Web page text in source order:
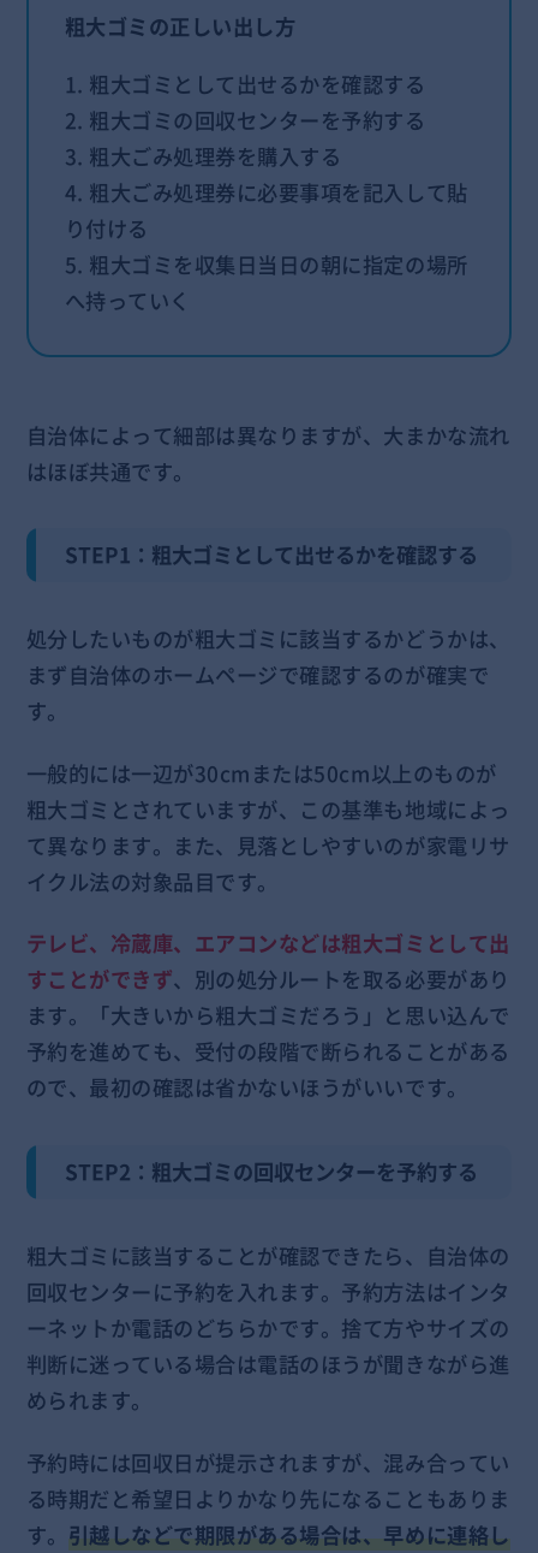
粗大ゴミの正しい出し方
1. 粗大ゴミとして出せるかを確認する
2. 粗大ゴミの回収センターを予約する
3. 粗大ごみ処理券を購入する
4. 粗大ごみ処理券に必要事項を記入して貼
り付ける
5. 粗大ゴミを収集日当日の朝に指定の場所
へ持っていく
自治体によって細部は異なりますが、大まかな流れ
はほぼ共通です。
STEP1：粗大ゴミとして出せるかを確認する
処分したいものが粗大ゴミに該当するかどうかは、
まず自治体のホームページで確認するのが確実で
す。
一般的には一辺が30cmまたは50cm以上のものが
粗大ゴミとされていますが、この基準も地域によっ
て異なります。また、見落としやすいのが家電リサ
イクル法の対象品目です。
テレビ、冷蔵庫、エアコンなどは粗大ゴミとして出
すことができず、別の処分ルートを取る必要があり
ます。「大きいから粗大ゴミだろう」と思い込んで
予約を進めても、受付の段階で断られることがある
ので、最初の確認は省かないほうがいいです。
STEP2：粗大ゴミの回収センターを予約する
粗大ゴミに該当することが確認できたら、自治体の
回収センターに予約を入れます。予約方法はインタ
ーネットか電話のどちらかです。捨て方やサイズの
判断に迷っている場合は電話のほうが聞きながら進
められます。
予約時には回収日が提示されますが、混み合ってい
る時期だと希望日よりかなり先になることもありま
す。 引越しなどで期限がある場合は、早めに連絡し